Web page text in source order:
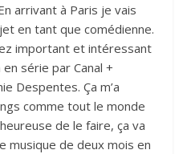
arrivant à Paris je vais
en tant que comédienne.
important et intéressant
série par Canal +
Despentes. Ça m’a
comme tout le monde
de le faire, ça va
musique de deux mois en